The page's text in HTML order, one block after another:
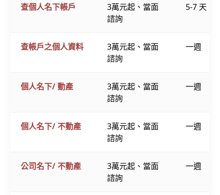
查個人名下帳戶
3萬元起、當面
諮詢
5-7 天
查帳戶之個人資料
3萬元起、當面
諮詢
一週
個人名下/ 動產
3萬元起、當面
諮詢
一週
個人名下/ 不動產
3萬元起、當面
諮詢
一週
公司名下/ 不動產
3萬元起、當面
諮詢
一週